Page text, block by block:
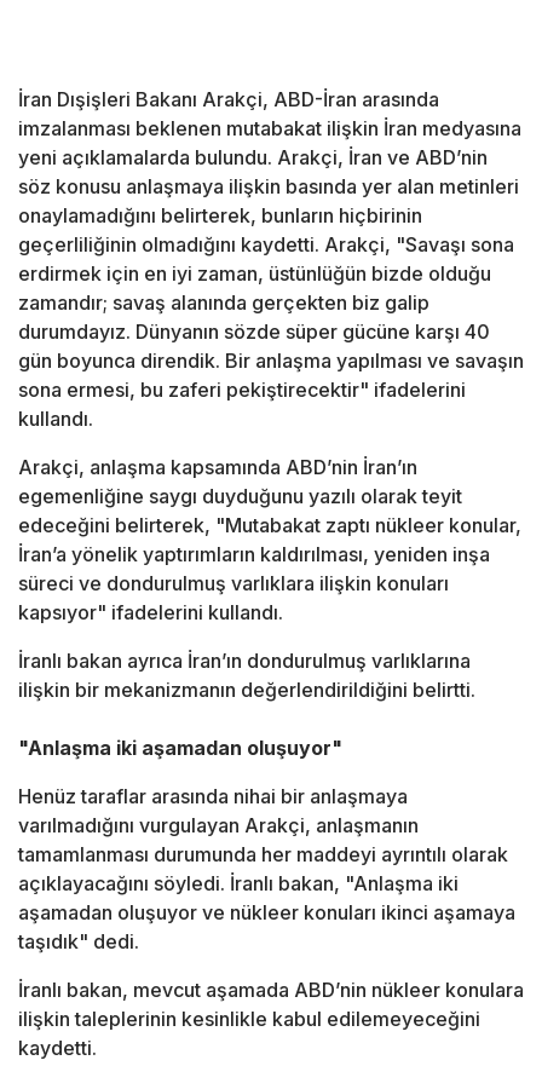
İran Dışişleri Bakanı Arakçi, ABD-İran arasında
imzalanması beklenen mutabakat ilişkin İran medyasına
yeni açıklamalarda bulundu. Arakçi, İran ve ABD’nin
söz konusu anlaşmaya ilişkin basında yer alan metinleri
onaylamadığını belirterek, bunların hiçbirinin
geçerliliğinin olmadığını kaydetti. Arakçi, "Savaşı sona
erdirmek için en iyi zaman, üstünlüğün bizde olduğu
zamandır; savaş alanında gerçekten biz galip
durumdayız. Dünyanın sözde süper gücüne karşı 40
gün boyunca direndik. Bir anlaşma yapılması ve savaşın
sona ermesi, bu zaferi pekiştirecektir" ifadelerini
kullandı.
Arakçi, anlaşma kapsamında ABD’nin İran’ın
egemenliğine saygı duyduğunu yazılı olarak teyit
edeceğini belirterek, "Mutabakat zaptı nükleer konular,
İran’a yönelik yaptırımların kaldırılması, yeniden inşa
süreci ve dondurulmuş varlıklara ilişkin konuları
kapsıyor" ifadelerini kullandı.
İranlı bakan ayrıca İran’ın dondurulmuş varlıklarına
ilişkin bir mekanizmanın değerlendirildiğini belirtti.
"Anlaşma iki aşamadan oluşuyor"
Henüz taraflar arasında nihai bir anlaşmaya
varılmadığını vurgulayan Arakçi, anlaşmanın
tamamlanması durumunda her maddeyi ayrıntılı olarak
açıklayacağını söyledi. İranlı bakan, "Anlaşma iki
aşamadan oluşuyor ve nükleer konuları ikinci aşamaya
taşıdık" dedi.
İranlı bakan, mevcut aşamada ABD’nin nükleer konulara
ilişkin taleplerinin kesinlikle kabul edilemeyeceğini
kaydetti.